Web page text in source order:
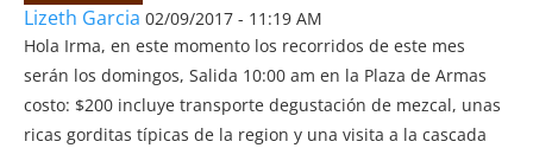
Lizeth Garcia 02/09/2017 - 11:19 AM
Hola Irma, en este momento los recorridos de este mes
serán los domingos, Salida 10:00 am en la Plaza de Armas
costo: $200 incluye transporte degustación de mezcal, unas
ricas gorditas típicas de la region y una visita a la cascada